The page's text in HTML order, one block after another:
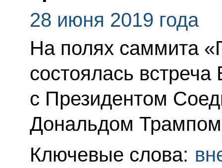
28 июня 2019 года
На полях саммита
состоялась
с Президентом
Дональдом
Ключевые слова: